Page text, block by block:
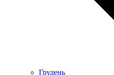
Грудень